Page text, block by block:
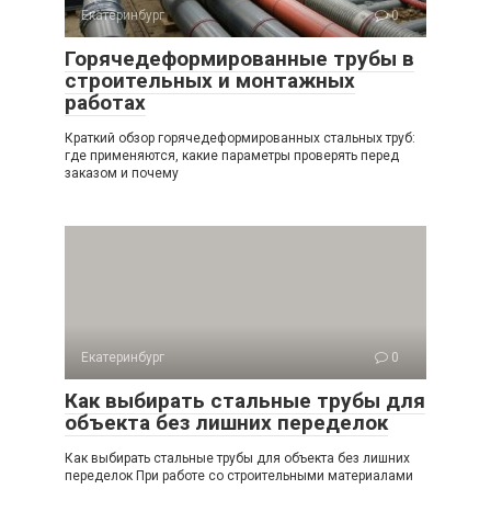
Екатеринбург 0
Горячедеформированные трубы в
строительных и монтажных
работах
Краткий обзор горячедеформированных стальных труб:
где применяются, какие параметры проверять перед
заказом и почему
Екатеринбург 0
Как выбирать стальные трубы для
объекта без лишних переделок
Как выбирать стальные трубы для объекта без лишних
переделок При работе со строительными материалами